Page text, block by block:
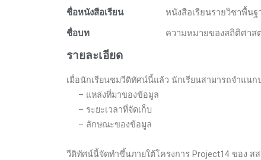
ชื่อหนังสือเรียน
หนังสือเรียนรายวิชาพื้
ชื่อบท
ความหมายของสถิติศาส
รายละเอียด
เมื่อนักเรียนชมวีดิทัศน์นี้แล้ว นักเรียนสามารถจำแนก
– แหล่งที่มาของข้อมูล
– ระยะเวลาที่จัดเก็บ
– ลักษณะของข้อมูล
วีดิทัศน์นี้จัดทำขึ้นภายใต้โครงการ Project14 ของ สส